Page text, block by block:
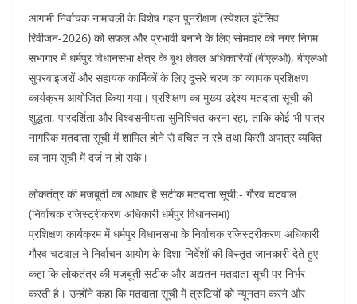
e
b
o
o
k
s
A
p
p
e
st
e
dI
n
gr
a
m
e
आगामी निर्वाचक नामावली के विशेष गहन पुनरीक्षण (स्पेशल इंटेंसिव
रिवीजन-2026) को सफल और प्रभावी बनाने के लिए सोमवार को नगर निगम
सभागार में धर्मपुर विधानसभा क्षेत्र के बूथ लेवल अधिकारियों (बीएलओ), बीएलओ
सुपरवाइजरों और सहायक कार्मिकों के लिए दूसरे चरण का व्यापक प्रशिक्षण
कार्यक्रम आयोजित किया गया। प्रशिक्षण का मुख्य उद्देश्य मतदाता सूची की
शुद्धता, पारदर्शिता और विश्वसनीयता सुनिश्चित करना रहा, ताकि कोई भी पात्र
नागरिक मतदाता सूची में शामिल होने से वंचित न रहे तथा किसी अपात्र व्यक्ति
का नाम सूची में दर्ज न हो सके।
लोकतंत्र की मजबूती का आधार है सटीक मतदाता सूची:- गौरव चटवाल
(निर्वाचक रजिस्ट्रीकरण अधिकारी धर्मपुर विधानसभा)
प्रशिक्षण कार्यक्रम में धर्मपुर विधानसभा के निर्वाचक रजिस्ट्रीकरण अधिकारी
गौरव चटवाल ने निर्वाचन आयोग के दिशा-निर्देशों की विस्तृत जानकारी देते हुए
कहा कि लोकतंत्र की मजबूती सटीक और अद्यतन मतदाता सूची पर निर्भर
करती है। उन्होंने कहा कि मतदाता सूची में त्रुटियों को न्यूनतम करने और